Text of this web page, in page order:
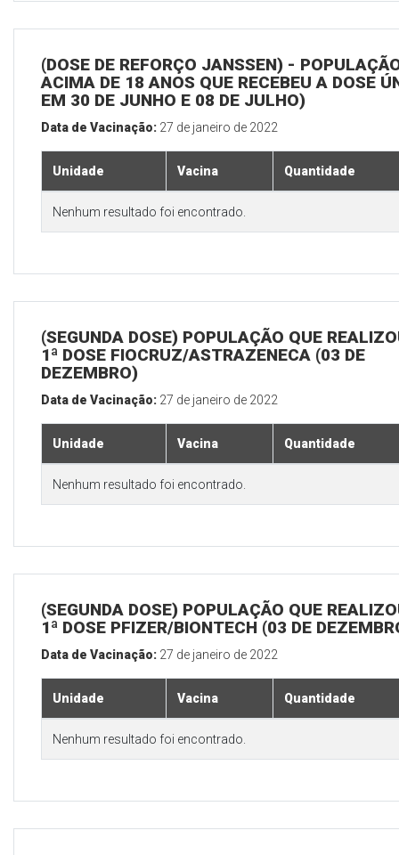
(DOSE DE REFORÇO JANSSEN) -
ACIMA DE 18 ANOS QUE RECEBEU A DOSE
EM 30 DE JUNHO E 08 DE JULHO)
Data de Vacinação: 27 de janeiro de 2022
Unidade Vacina Quantidade
Nenhum resultado foi encontrado.
(SEGUNDA DOSE) POPULAÇÃO QUE
1ª DOSE FIOCRUZ/ASTRAZENECA (03 DE
DEZEMBRO)
Data de Vacinação: 27 de janeiro de 2022
Unidade Vacina Quantidade
Nenhum resultado foi encontrado.
(SEGUNDA DOSE) POPULAÇÃO QUE
1ª DOSE PFIZER/BIONTECH (03 DE
Data de Vacinação: 27 de janeiro de 2022
Unidade Vacina Quantidade
Nenhum resultado foi encontrado.